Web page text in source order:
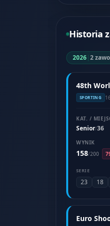
Historia
2026|2
48th
SPORTING
KAT. /
Senior/36
WYNIK
158/200
SERIE
23 18
Euro